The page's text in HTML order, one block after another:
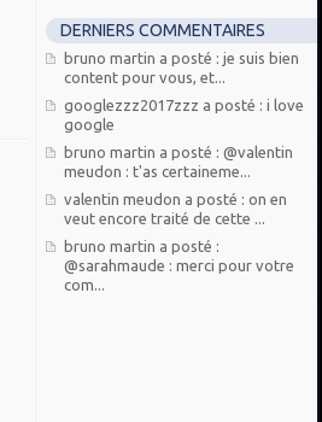
DERNIERS COMMENTAIRES
bruno martin a posté : je suis bien
content pour vous, et...
googlezzz2017zzz a posté : i love
google
bruno martin a posté : @valentin
meudon : t'as certaineme...
valentin meudon a posté : on en
veut encore traité de cette ...
bruno martin a posté :
@sarahmaude : merci pour votre
com...